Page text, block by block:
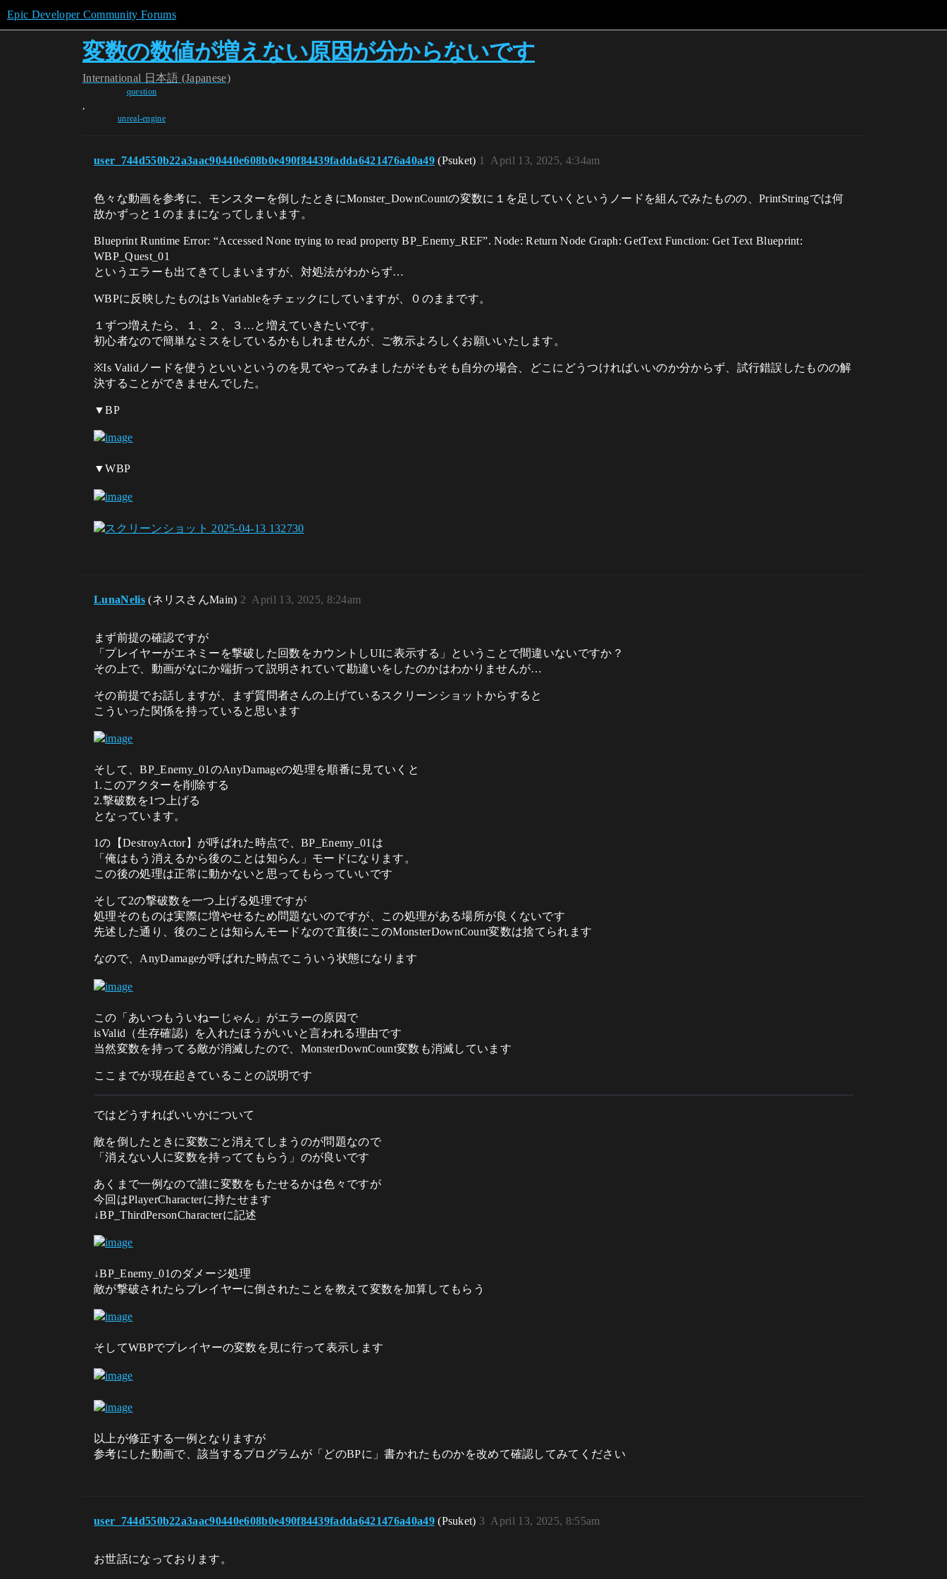
Epic Developer Community Forums
変数の数値が増えない原因が分からないです
International 日本語 (Japanese)
question
,
unreal-engine
user_744d550b22a3aac90440e608b0e490f84439fadda6421476a40a49 (Psuket) April 13, 2025, 4:34am
1
色々な動画を参考に、モンスターを倒したときにMonster_DownCountの変数に１を足していくというノードを組んでみたものの、PrintStringでは何
故かずっと１のままになってしまいます。
Blueprint Runtime Error: “Accessed None trying to read property BP_Enemy_REF”. Node: Return Node Graph: GetText Function: Get Text Blueprint:
WBP_Quest_01
というエラーも出てきてしまいますが、対処法がわからず…
WBPに反映したものはIs Variableをチェックにしていますが、０のままです。
１ずつ増えたら、１、２、３…と増えていきたいです。
初心者なので簡単なミスをしているかもしれませんが、ご教示よろしくお願いいたします。
※Is Validノードを使うといいというのを見てやってみましたがそもそも自分の場合、どこにどうつければいいのか分からず、試行錯誤したものの解
決することができませんでした。
▼BP
▼WBP
LunaNelis (ネリスさんMain) April 13, 2025, 8:24am
2
まず前提の確認ですが
「プレイヤーがエネミーを撃破した回数をカウントしUIに表示する」ということで間違いないですか？
その上で、動画がなにか端折って説明されていて勘違いをしたのかはわかりませんが…
その前提でお話しますが、まず質問者さんの上げているスクリーンショットからすると
こういった関係を持っていると思います
そして、BP_Enemy_01のAnyDamageの処理を順番に見ていくと
1.このアクターを削除する
2.撃破数を1つ上げる
となっています。
1の【DestroyActor】が呼ばれた時点で、BP_Enemy_01は
「俺はもう消えるから後のことは知らん」モードになります。
この後の処理は正常に動かないと思ってもらっていいです
そして2の撃破数を一つ上げる処理ですが
処理そのものは実際に増やせるため問題ないのですが、この処理がある場所が良くないです
先述した通り、後のことは知らんモードなので直後にこのMonsterDownCount変数は捨てられます
なので、AnyDamageが呼ばれた時点でこういう状態になります
この「あいつもういねーじゃん」がエラーの原因で
isValid（生存確認）を入れたほうがいいと言われる理由です
当然変数を持ってる敵が消滅したので、MonsterDownCount変数も消滅しています
ここまでが現在起きていることの説明です
ではどうすればいいかについて
敵を倒したときに変数ごと消えてしまうのが問題なので
「消えない人に変数を持っててもらう」のが良いです
あくまで一例なので誰に変数をもたせるかは色々ですが
今回はPlayerCharacterに持たせます
↓BP_ThirdPersonCharacterに記述
↓BP_Enemy_01のダメージ処理
敵が撃破されたらプレイヤーに倒されたことを教えて変数を加算してもらう
そしてWBPでプレイヤーの変数を見に行って表示します
以上が修正する一例となりますが
参考にした動画で、該当するプログラムが「どのBPに」書かれたものかを改めて確認してみてください
user_744d550b22a3aac90440e608b0e490f84439fadda6421476a40a49 (Psuket) April 13, 2025, 8:55am
3
お世話になっております。